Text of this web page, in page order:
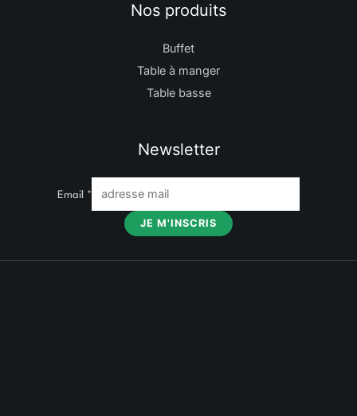
Nos produits
Buffet
Table à manger
Table basse
Newsletter
Email *
JE M'INSCRIS